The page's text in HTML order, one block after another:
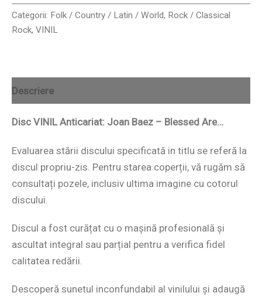
Categorii: Folk / Country / Latin / World, Rock / Classical
Rock, VINIL
Descriere
Disc VINIL Anticariat: Joan Baez – Blessed Are…
Evaluarea stării discului specificată in titlu se referă la
discul propriu-zis. Pentru starea coperții, vă rugăm să
consultați pozele, inclusiv ultima imagine cu cotorul
discului.
Discul a fost curățat cu o mașină profesională și
ascultat integral sau parțial pentru a verifica fidel
calitatea redării.
Descoperă sunetul inconfundabil al vinilului și adaugă